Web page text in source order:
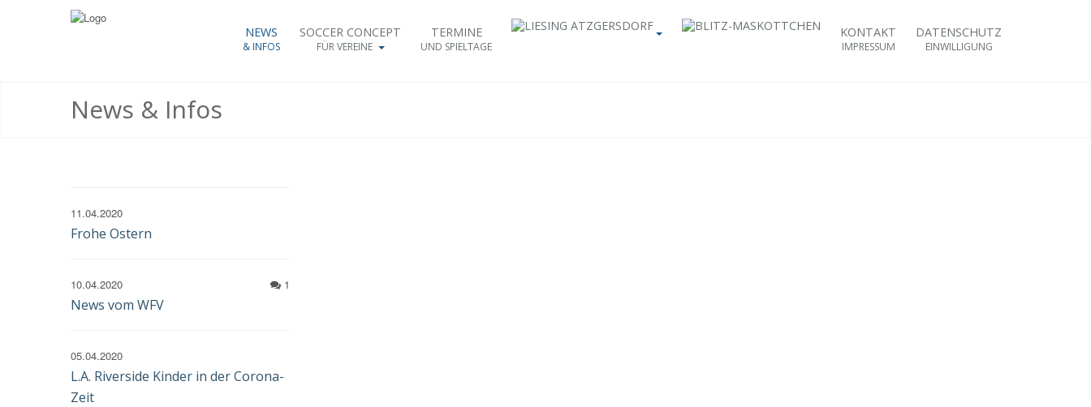
NEWS
& INFOS
SOCCER CONCEPT
FÜR VEREINE
TERMINE
UND SPIELTAGE
KONTAKT
IMPRESSUM
DATENSCHUTZ
EINWILLIGUNG
News & Infos
11.04.2020
Frohe Ostern
1
10.04.2020
News vom WFV
05.04.2020
L.A. Riverside Kinder in der Corona-
Zeit